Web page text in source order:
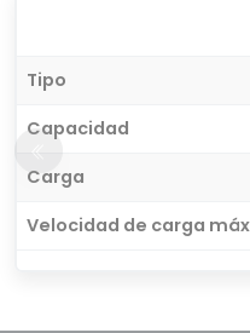
Tipo
Capacidad
Carga
Velocidad de carga